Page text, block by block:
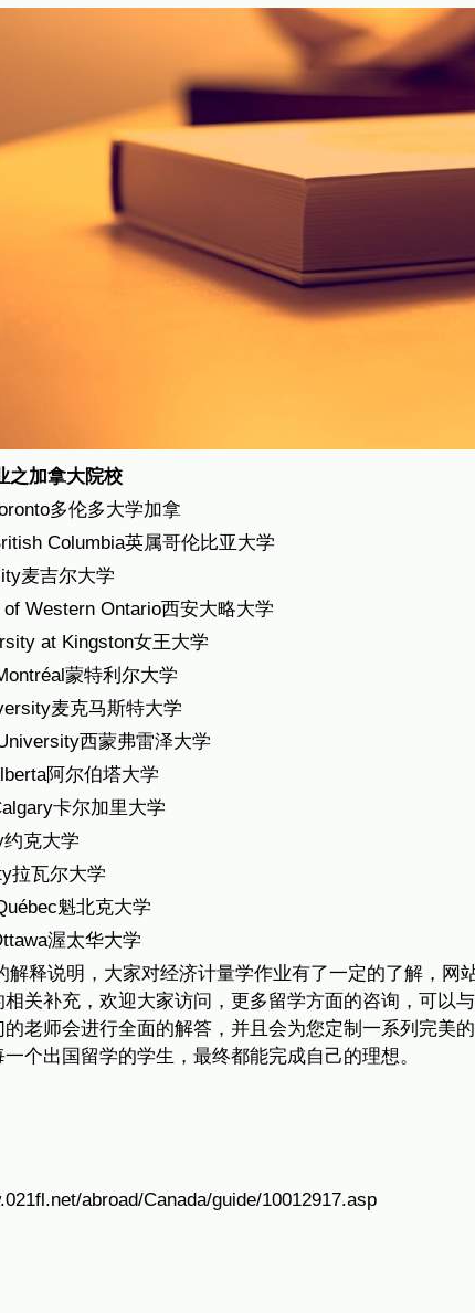
之加拿大院校
多伦多大学加拿
Columbia英属哥伦比亚大学
麦吉尔大学
Western Ontario西安大略大学
at Kingston女王大学
蒙特利尔大学
麦克马斯特大学
西蒙弗雷泽大学
阿尔伯塔大学
卡尔加里大学
克大学
拉瓦尔大学
魁北克大学
渥太华大学
解释说明，大家对经济计量学作业有了一定的了解，网
关补充，欢迎大家访问，更多留学方面的咨询，可以
老师会进行全面的解答，并且会为您定制一系列完美
个出国留学的学生，最终都能完成自己的理想。
abroad/Canada/guide/10012917.asp